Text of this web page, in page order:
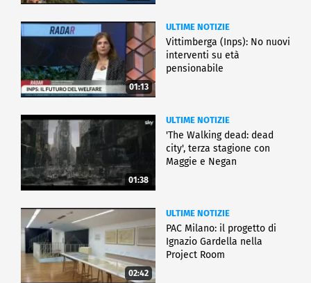
01:13
ULTIME NOTIZIE
Vittimberga (Inps): No nuovi
interventi su età
pensionabile
01:38
ULTIME NOTIZIE
'The Walking dead: dead
city', terza stagione con
Maggie e Negan
02:42
ULTIME NOTIZIE
PAC Milano: il progetto di
Ignazio Gardella nella
Project Room